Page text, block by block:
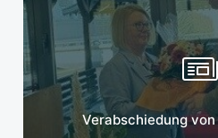
Verabschiedung
Mehr